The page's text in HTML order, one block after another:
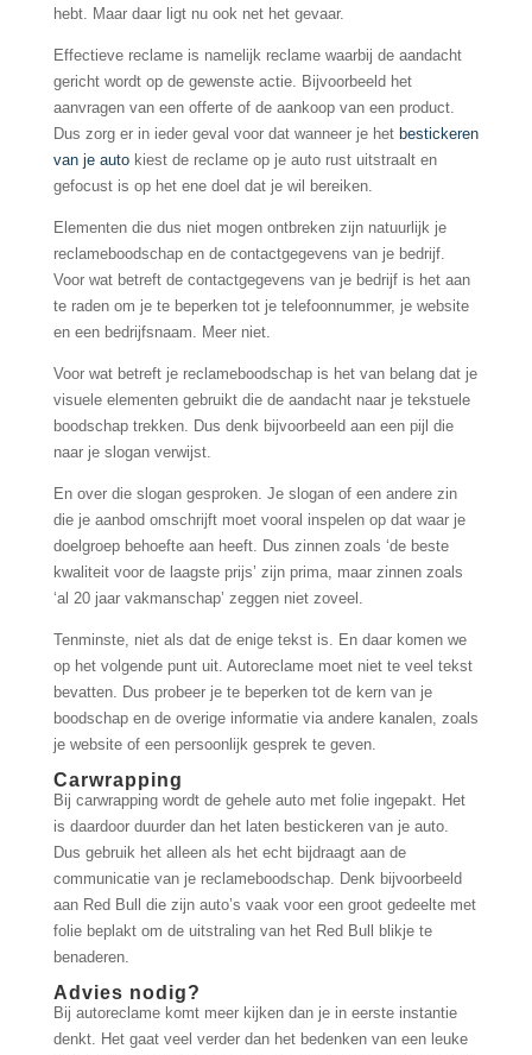
hebt. Maar daar ligt nu ook net het gevaar.
Effectieve reclame is namelijk reclame waarbij de aandacht
gericht wordt op de gewenste actie. Bijvoorbeeld het
aanvragen van een offerte of de aankoop van een product.
Dus zorg er in ieder geval voor dat wanneer je hetbestickeren
van je autokiest de reclame op je auto rust uitstraalt en
gefocust is op het ene doel dat je wil bereiken.
Elementen die dus niet mogen ontbreken zijn natuurlijk je
reclameboodschap en de contactgegevens van je bedrijf.
Voor wat betreft de contactgegevens van je bedrijf is het aan
te raden om je te beperken tot je telefoonnummer, je website
en een bedrijfsnaam. Meer niet.
Voor wat betreft je reclameboodschap is het van belang dat je
visuele elementen gebruikt die de aandacht naar je tekstuele
boodschap trekken. Dus denk bijvoorbeeld aan een pijl die
naar je slogan verwijst.
En over die slogan gesproken. Je slogan of een andere zin
die je aanbod omschrijft moet vooral inspelen op dat waar je
doelgroep behoefte aan heeft. Dus zinnen zoals ‘de beste
kwaliteit voor de laagste prijs’ zijn prima, maar zinnen zoals
‘al 20 jaar vakmanschap’ zeggen niet zoveel.
Tenminste, niet als dat de enige tekst is. En daar komen we
op het volgende punt uit. Autoreclame moet niet te veel tekst
bevatten. Dus probeer je te beperken tot de kern van je
boodschap en de overige informatie via andere kanalen, zoals
je website of een persoonlijk gesprek te geven.
Carwrapping
Bij carwrapping wordt de gehele auto met folie ingepakt. Het
is daardoor duurder dan het laten bestickeren van je auto.
Dus gebruik het alleen als het echt bijdraagt aan de
communicatie van je reclameboodschap. Denk bijvoorbeeld
aan Red Bull die zijn auto’s vaak voor een groot gedeelte met
folie beplakt om de uitstraling van het Red Bull blikje te
benaderen.
Advies nodig?
Bij autoreclame komt meer kijken dan je in eerste instantie
denkt. Het gaat veel verder dan het bedenken van een leuke